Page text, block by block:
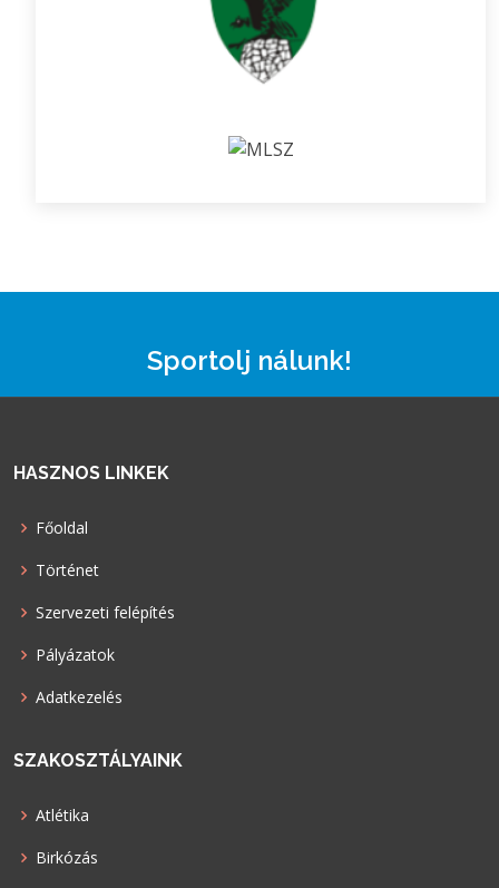
Sportolj nálunk!
HASZNOS LINKEK
Főoldal
Történet
Szervezeti felépítés
Pályázatok
Adatkezelés
SZAKOSZTÁLYAINK
Atlétika
Birkózás